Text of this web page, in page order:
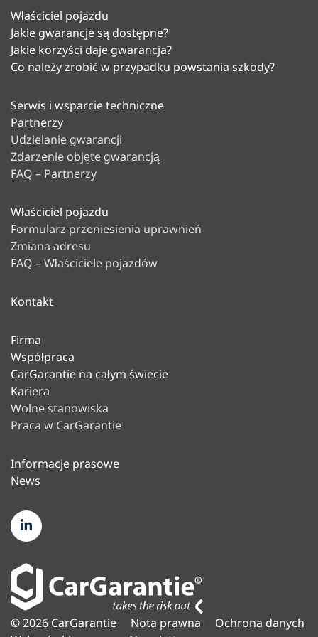
Właściciel pojazdu
Jakie gwarancje są dostępne?
Jakie korzyści daje gwarancja?
Co należy zrobić w przypadku powstania szkody?
Serwis i wsparcie techniczne
Partnerzy
Udzielanie gwarancji
Zdarzenie objęte gwarancją
FAQ – Partnerzy
Właściciel pojazdu
Formularz przeniesienia uprawnień
Zmiana adresu
FAQ – Właściciele pojazdów
Kontakt
Firma
Współpraca
CarGarantie na całym świecie
Kariera
Wolne stanowiska
Praca w CarGarantie
Informacje prasowe
News
© 2026 CarGarantie Nota prawna
Ochrona danych